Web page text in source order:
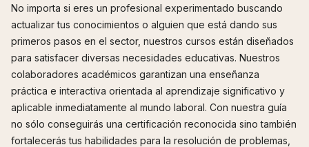
No importa si eres un profesional experimentado buscando
actualizar tus conocimientos o alguien que está dando sus
primeros pasos en el sector, nuestros cursos están diseñados
para satisfacer diversas necesidades educativas. Nuestros
colaboradores académicos garantizan una enseñanza
práctica e interactiva orientada al aprendizaje significativo y
aplicable inmediatamente al mundo laboral. Con nuestra guía
no sólo conseguirás una certificación reconocida sino también
fortalecerás tus habilidades para la resolución de problemas,